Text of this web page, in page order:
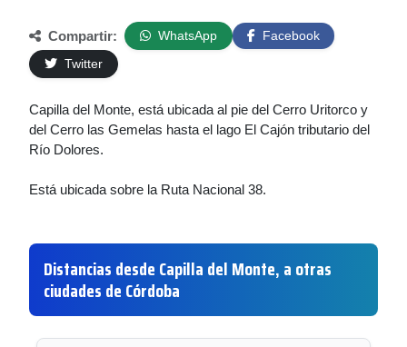
Compartir: WhatsApp
Facebook
Twitter
Capilla del Monte, está ubicada al pie del Cerro Uritorco y
del Cerro las Gemelas hasta el lago El Cajón tributario del
Río Dolores.
Está ubicada sobre la Ruta Nacional 38.
Distancias desde Capilla del Monte, a otras
ciudades de Córdoba